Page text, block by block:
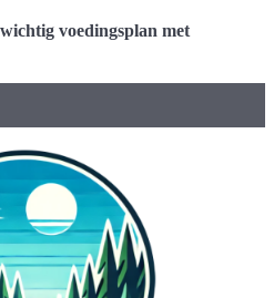
voedingsplan met